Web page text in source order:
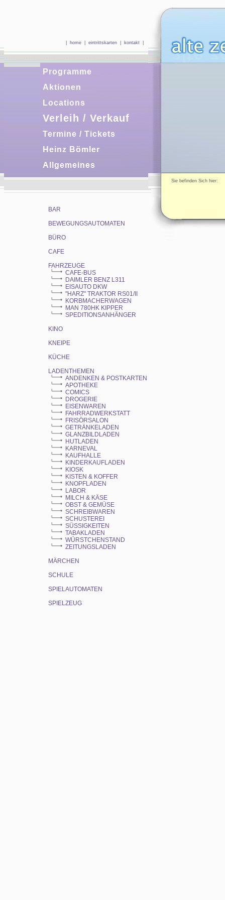
home eintrittskarten kontakt
Programme
Aktionen
Locations
Verleih / Verkauf
Termine / Tickets
Heinz Bömler
Allgemeines
BAR
BEWEGUNGSAUTOMATEN
BÜRO
CAFE
FAHRZEUGE
CAFE-BUS
DAIMLER BENZ L311
EISAUTO DKW
"HARZ" TRAKTOR RS01/II
KORBMACHERWAGEN
MAN 780HK KIPPER
SPEDITIONSANHÄNGER
KINO
KNEIPE
KÜCHE
LADENTHEMEN
ANDENKEN & POSTKARTEN
APOTHEKE
COMICS
DROGERIE
EISENWAREN
FAHRRADWERKSTATT
FRISÖRSALON
GETRÄNKELADEN
GLANZBILDLADEN
HUTLADEN
KARNEVAL
KAUFHALLE
KINDERKAUFLADEN
KIOSK
KISTEN & KOFFER
KNOPFLADEN
LABOR
MILCH & KÄSE
OBST & GEMÜSE
SCHREIBWAREN
SCHUSTEREI
SÜSSIGKEITEN
TABAKLADEN
WÜRSTCHENSTAND
ZEITUNGSLADEN
MÄRCHEN
SCHULE
SPIELAUTOMATEN
SPIELZEUG
Sie befinden Sich